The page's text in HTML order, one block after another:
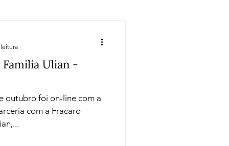
Ulian -
outubro foi on-line com a
com a Fracaro